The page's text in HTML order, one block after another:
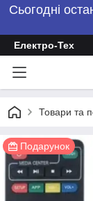
Сьогодні
Електро-Тех
Товари та
Подарунок